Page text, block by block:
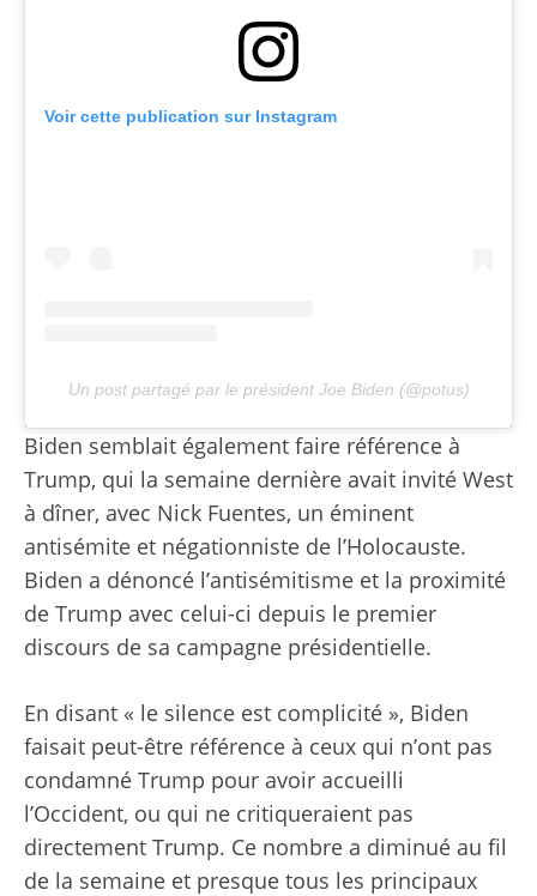
Voir cette publication sur Instagram
Un post partagé par le président Joe Biden (@potus)
Biden semblait également faire référence à
Trump, qui la semaine dernière avait invité West
à dîner, avec Nick Fuentes, un éminent
antisémite et négationniste de l’Holocauste.
Biden a dénoncé l’antisémitisme et la proximité
de Trump avec celui-ci depuis le premier
discours de sa campagne présidentielle.
En disant « le silence est complicité », Biden
faisait peut-être référence à ceux qui n’ont pas
condamné Trump pour avoir accueilli
l’Occident, ou qui ne critiqueraient pas
directement Trump. Ce nombre a diminué au fil
de la semaine et presque tous les principaux